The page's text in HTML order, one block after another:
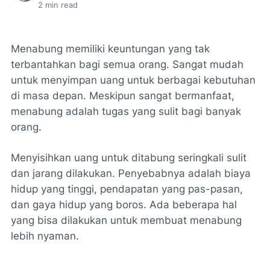
2 min read
Menabung memiliki keuntungan yang tak
terbantahkan bagi semua orang. Sangat mudah
untuk menyimpan uang untuk berbagai kebutuhan
di masa depan. Meskipun sangat bermanfaat,
menabung adalah tugas yang sulit bagi banyak
orang.
Menyisihkan uang untuk ditabung seringkali sulit
dan jarang dilakukan. Penyebabnya adalah biaya
hidup yang tinggi, pendapatan yang pas-pasan,
dan gaya hidup yang boros. Ada beberapa hal
yang bisa dilakukan untuk membuat menabung
lebih nyaman.